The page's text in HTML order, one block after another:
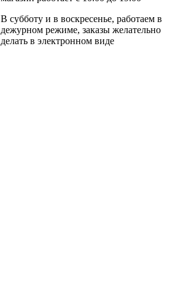
В субботу и в воскресенье, работаем в
дежурном режиме, заказы желательно
делать в электронном виде